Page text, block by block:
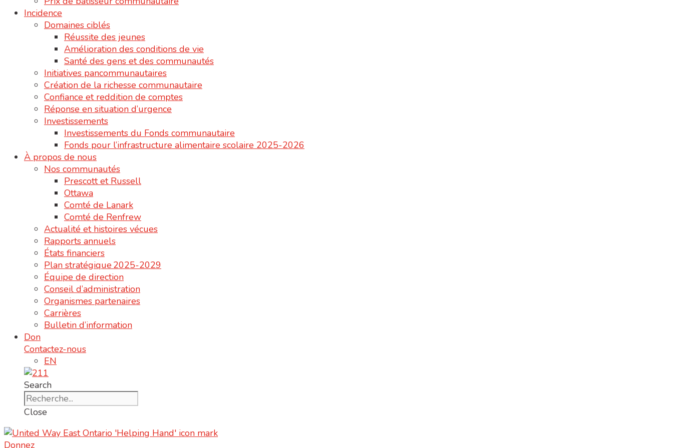
Incidence
Domaines ciblés
Réussite des jeunes
Amélioration des conditions de vie
Santé des gens et des communautés
Initiatives pancommunautaires
Création de la richesse communautaire
Confiance et reddition de comptes
Réponse en situation d’urgence
Investissements
Investissements du Fonds communautaire
Fonds pour l’infrastructure alimentaire scolaire 2025-2026
À propos de nous
Nos communautés
Prescott et Russell
Ottawa
Comté de Lanark
Comté de Renfrew
Actualité et histoires vécues
Rapports annuels
États financiers
Plan stratégique 2025-2029
Équipe de direction
Conseil d’administration
Organismes partenaires
Carrières
Bulletin d’information
Don
Contactez-nous
EN
Search
Close
Donnez